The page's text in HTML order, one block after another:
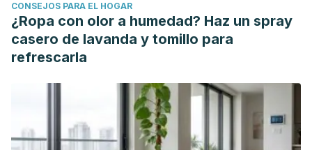
https://health.clevelandclinic.org/arnica/
Leu, S., Havey, J., White, L. E., Martin, N., Yoo, S. S.,
Rademaker, A. W., & Alam, M. (2010). Accelerated
arnica: a rater-blinded randomized controlled trial: Topical
treatments for bruising.The British Journal of Dermatology,
163(3), 557–563.
https://onlinelibrary.wiley.com/doi/abs/10.1111/j.1365-
CONSEJOS PARA EL HOGAR
¿Ropa con olor a humedad? Haz un spray
casero de lavanda y tomillo para
refrescarla